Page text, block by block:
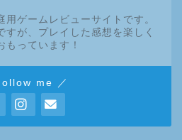
ゲームレビューサイトです。
すが、プレイした感想を楽しく
もっています！
me ／